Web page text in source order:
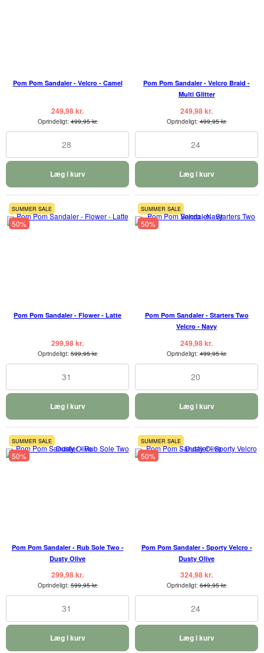
Pom Pom Sandaler - Velcro - Camel
249,98 kr.
Oprindeligt:499,95 kr.
28
Læg i kurv
Pom Pom Sandaler - Velcro Braid -
Multi Glitter
249,98 kr.
Oprindeligt:499,95 kr.
24
Læg i kurv
SUMMER SALE
50%
Pom Pom Sandaler - Flower - Latte
299,98 kr.
Oprindeligt:599,95 kr.
31
Læg i kurv
SUMMER SALE
50%
Pom Pom Sandaler - Starters Two
Velcro - Navy
249,98 kr.
Oprindeligt:499,95 kr.
20
Læg i kurv
SUMMER SALE
50%
Pom Pom Sandaler - Rub Sole Two -
Dusty Olive
299,98 kr.
Oprindeligt:599,95 kr.
31
Læg i kurv
SUMMER SALE
50%
Pom Pom Sandaler - Sporty Velcro -
Dusty Olive
324,98 kr.
Oprindeligt:649,95 kr.
24
Læg i kurv